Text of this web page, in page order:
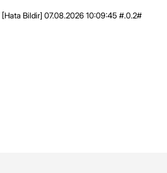
[Hata Bildir] 07.08.2026 10:09:45 #.0.2#